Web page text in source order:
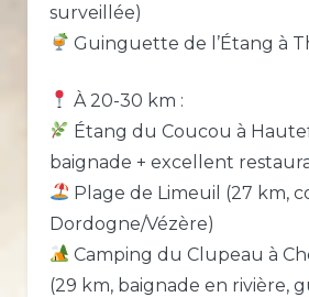
surveillée)
Guinguette de l’Étang à
À 20-30 km :
Étang du Coucou à
baignade + excellent
Plage de Limeuil (27 km,
Dordogne/Vézère)
Camping du Clupeau à
(29 km, baignade en rivière,